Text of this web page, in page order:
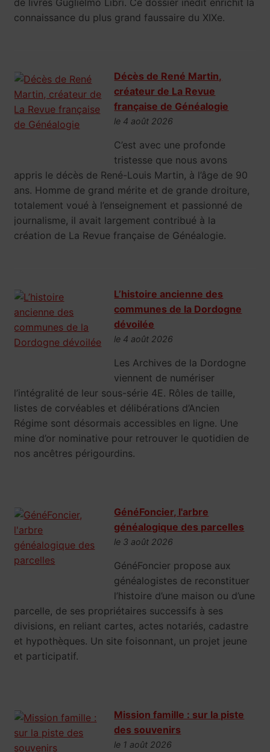
de livres Guglielmo Libri. Ce dossier inédit enrichit la
connaissance du plus grand faussaire du XIXe.
Décès de René Martin,
créateur de La Revue
française de Généalogie
le 4 août 2026
C’est avec une profonde
tristesse que nous avons
appris le décès de René-Louis Martin, à l’âge de 90
ans. Homme de grand mérite et de grande droiture,
totalement voué à l’enseignement et passionné de
journalisme, il avait largement contribué à la
création de La Revue française de Généalogie.
L’histoire ancienne des
communes de la Dordogne
dévoilée
le 4 août 2026
Les Archives de la Dordogne
viennent de numériser
l’intégralité de leur sous-série 4E. Rôles de taille,
listes de corvéables et délibérations d’Ancien
Régime sont désormais accessibles en ligne. Une
mine d’or nominative pour retrouver le quotidien de
nos ancêtres périgourdins.
GénéFoncier, l'arbre
généalogique des parcelles
le 3 août 2026
GénéFoncier propose aux
généalogistes de reconstituer
l’histoire d’une maison ou d’une
parcelle, de ses propriétaires successifs à ses
divisions, en reliant cartes, actes notariés, cadastre
et hypothèques. Un site foisonnant, un projet jeune
et participatif.
Mission famille : sur la piste
des souvenirs
le 1 août 2026